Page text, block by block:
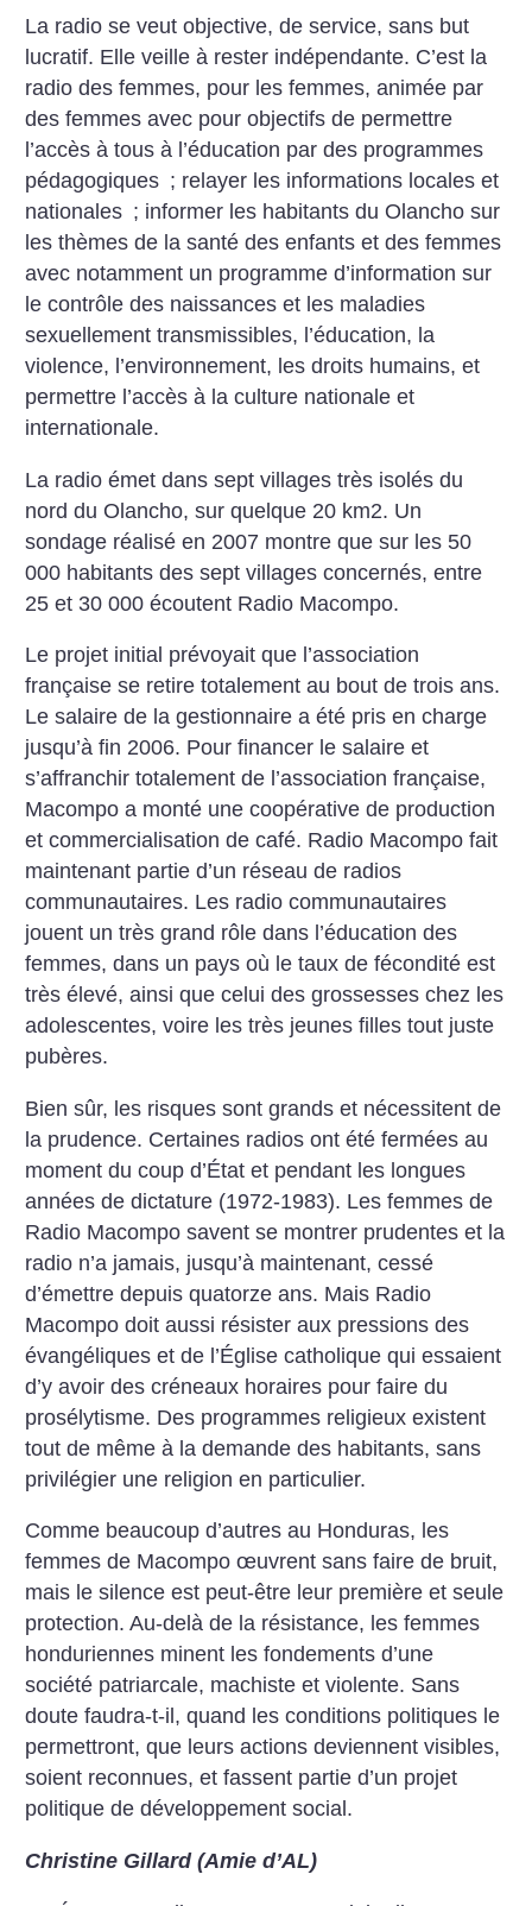
La radio se veut objective, de service, sans but
lucratif. Elle veille à rester indépendante. C’est la
radio des femmes, pour les femmes, animée par
des femmes avec pour objectifs de permettre
l’accès à tous à l’éducation par des programmes
pédagogiques ; relayer les informations locales et
nationales ; informer les habitants du Olancho sur
les thèmes de la santé des enfants et des femmes
avec notamment un programme d’information sur
le contrôle des naissances et les maladies
sexuellement transmissibles, l’éducation, la
violence, l’environnement, les droits humains, et
permettre l’accès à la culture nationale et
internationale.
La radio émet dans sept villages très isolés du
nord du Olancho, sur quelque 20 km2. Un
sondage réalisé en 2007 montre que sur les 50
000 habitants des sept villages concernés, entre
25 et 30 000 écoutent Radio Macompo.
Le projet initial prévoyait que l’association
française se retire totalement au bout de trois ans.
Le salaire de la gestionnaire a été pris en charge
jusqu’à fin 2006. Pour financer le salaire et
s’affranchir totalement de l’association française,
Macompo a monté une coopérative de production
et commercialisation de café. Radio Macompo fait
maintenant partie d’un réseau de radios
communautaires. Les radio communautaires
jouent un très grand rôle dans l’éducation des
femmes, dans un pays où le taux de fécondité est
très élevé, ainsi que celui des grossesses chez les
adolescentes, voire les très jeunes filles tout juste
pubères.
Bien sûr, les risques sont grands et nécessitent de
la prudence. Certaines radios ont été fermées au
moment du coup d’État et pendant les longues
années de dictature (1972-1983). Les femmes de
Radio Macompo savent se montrer prudentes et la
radio n’a jamais, jusqu’à maintenant, cessé
d’émettre depuis quatorze ans. Mais Radio
Macompo doit aussi résister aux pressions des
évangéliques et de l’Église catholique qui essaient
d’y avoir des créneaux horaires pour faire du
prosélytisme. Des programmes religieux existent
tout de même à la demande des habitants, sans
privilégier une religion en particulier.
Comme beaucoup d’autres au Honduras, les
femmes de Macompo œuvrent sans faire de bruit,
mais le silence est peut-être leur première et seule
protection. Au-delà de la résistance, les femmes
honduriennes minent les fondements d’une
société patriarcale, machiste et violente. Sans
doute faudra-t-il, quand les conditions politiques le
permettront, que leurs actions deviennent visibles,
soient reconnues, et fassent partie d’un projet
politique de développement social.
Christine Gillard (Amie d’AL)